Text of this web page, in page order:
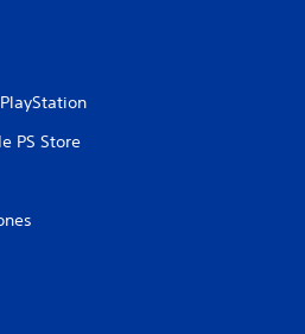
PS Store